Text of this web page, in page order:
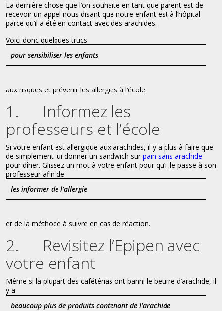
La dernière chose que l’on souhaite en tant que parent est de
recevoir un appel nous disant que notre enfant est à l’hôpital
parce qu’il a été en contact avec des arachides.
Voici donc quelques trucs
pour sensibiliser les enfants
aux risques et prévenir les allergies à l’école.
1. Informez les
professeurs et l’école
Si votre enfant est allergique aux arachides, il y a plus à faire que
de simplement lui donner un sandwich sur pain sans arachide
pour dîner. Glissez un mot à votre enfant pour qu’il le passe à son
professeur afin de
les informer de l’allergie
et de la méthode à suivre en cas de réaction.
2. Revisitez l’Epipen avec
votre enfant
Même si la plupart des cafétérias ont banni le beurre d’arachide, il
y a
beaucoup plus de produits contenant de l’arachide